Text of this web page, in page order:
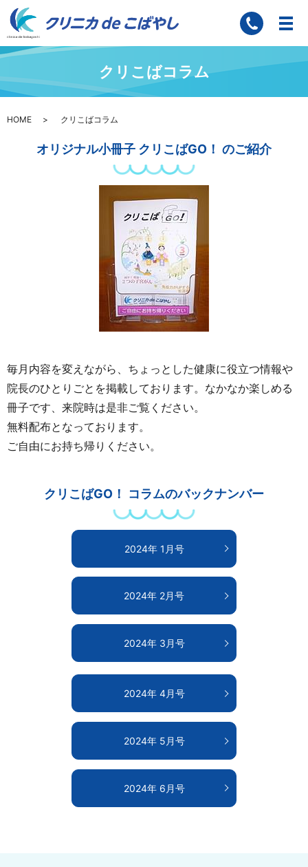
クリこばコラム
HOME クリこばコラム
オリジナル小冊子 クリこばGO！ のご紹介
毎月内容を変えながら、ちょっとした健康に役立つ情報や
院長のひとりごとを掲載しております。なかなか楽しめる
冊子です、来院時は是非ご覧ください。
無料配布となっております。
ご自由にお持ち帰りください。
クリこばGO！ コラムのバックナンバー
2024年 1月号
2024年 2月号
2024年 3月号
2024年 4月号
2024年 5月号
2024年 6月号